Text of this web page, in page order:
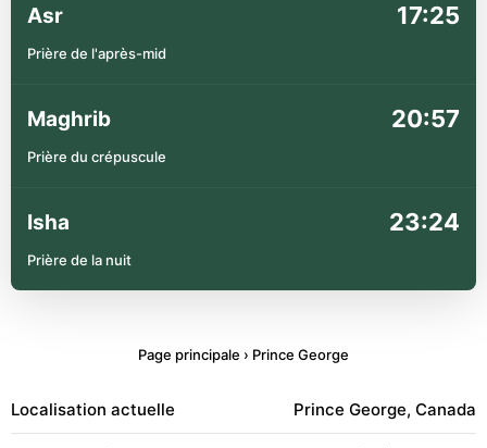
Asr 17:25
Prière de l'après-mid
Maghrib 20:57
Prière du crépuscule
Isha 23:24
Prière de la nuit
Page principale › Prince George
Localisation actuelle Prince George, Canada